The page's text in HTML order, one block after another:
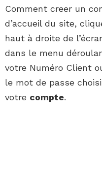
Comment creer un
d’accueil du site,
haut à droite de
dans le menu
votre Numéro Client
le mot de passe
votre compte.